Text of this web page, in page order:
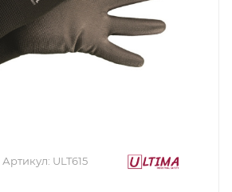
Артикул: ULT615